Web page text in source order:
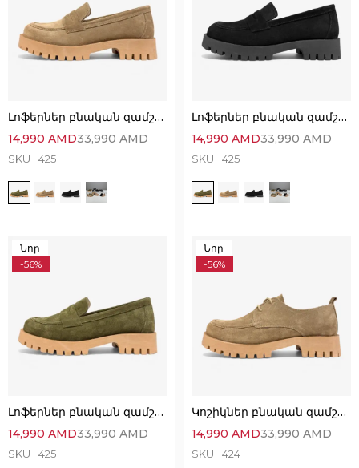
Լոֆերներ բնական զամշից՝ Հիանալի Ստիլային
33,990AMD
14,990 AMD
SKU 425
Լոֆերներ բնական զամշից՝ Հիանալի Ստիլային
33,990AMD
14,990 AMD
SKU 425
Նոր
-56%
Լոֆերներ բնական զամշից՝ Հիանալի Ստիլային
33,990AMD
14,990 AMD
SKU 425
Նոր
-56%
Կոշիկներ բնական զամշից՝ Հիանալի Հարմարավետ
33,990AMD
14,990 AMD
SKU 424